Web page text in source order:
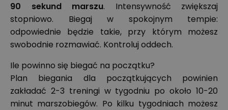
90 sekund marszu. Intensywność zwiększaj
stopniowo. Biegaj w spokojnym tempie:
odpowiednie będzie takie, przy którym możesz
swobodnie rozmawiać. Kontroluj oddech.
Ile powinno się biegać na początku?
Plan biegania dla początkujących powinien
zakładać 2-3 treningi w tygodniu po około 10-20
minut marszobiegów. Po kilku tygodniach możesz